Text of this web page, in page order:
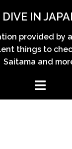
DIVE IN
provided by
things to
Saitama and